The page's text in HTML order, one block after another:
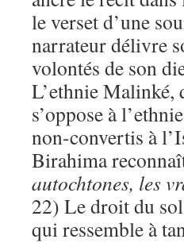
le verset d’une
narrateur délivre
volontés de son
L’ethnie Malinké,
s’oppose à
non-convertis à
Birahima
autochtones, les
22) Le droit du
qui ressemble à